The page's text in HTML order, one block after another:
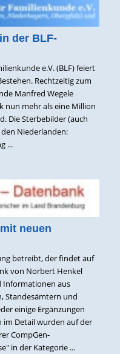
der BLF-
e.V. (BLF) feiert
Rechtzeitig zum
Manfred Wegele
nun mehr als eine Million
Die Sterbebilder (auch
Niederlanden:
...
neuen
betreibt, der findet auf
von Norbert Henkel
Informationen aus
Standesämtern und
einige Ergänzungen
Detail wurden auf der
CompGen-
in der Kategorie ...